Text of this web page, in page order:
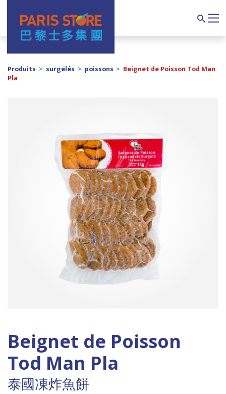
Navigation principale
Produits > surgelés > poissons > Beignet de Poisson Tod Man
Pla
Beignet de Poisson
Tod Man Pla
泰國凍炸魚餅